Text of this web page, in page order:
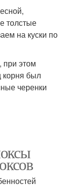
толстые
на куски по
этом
корня был
черенки